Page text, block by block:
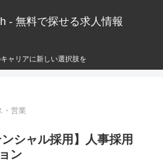
- 無料で探せる求人情報
ャリアに新しい選択肢を
・営業
ンシャル採用】人事採用
ン